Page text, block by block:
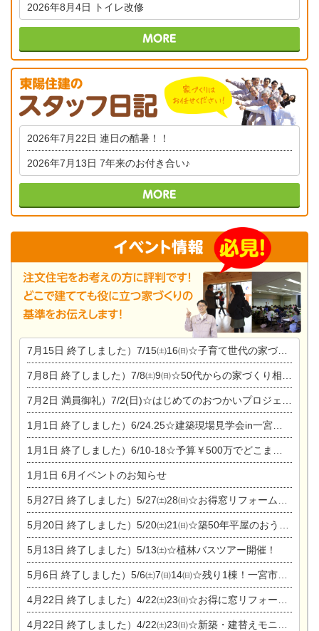
2026年8月4日 トイレ改修
2026年7月22日 連日の酷暑！！
2026年7月13日 7年来のお付き合い♪
7月15日 終了しました）7/15㈯16㈰☆子育て世代の家づくり相談会
7月8日 終了しました）7/8㈯9㈰☆50代からの家づくり相談会
7月2日 満員御礼）7/2(日)☆はじめてのおつかいプロジェクト
1月1日 終了しました）6/24.25☆建築現場見学会in一宮市木曽川町
1月1日 終了しました）6/10-18☆予算￥500万でどこまでできるの？リフォーム相談会
1月1日 6月イベントのお知らせ
5月27日 終了しました）5/27㈯28㈰☆お得窓リフォーム個別相談会
5月20日 終了しました）5/20㈯21㈰☆築50年平屋のおうちリノベーション完成見学会
5月13日 終了しました）5/13㈯☆植林バスツアー開催！
5月6日 終了しました）5/6㈯7㈰14㈰☆残り1棟！一宮市限定モニター募集相談会(新築・建替え)
4月22日 終了しました）4/22㈯23㈰☆お得に窓リフォーム個別相談会
4月22日 終了しました）4/22㈯23㈰☆新築・建替えモニター募集個別相談会